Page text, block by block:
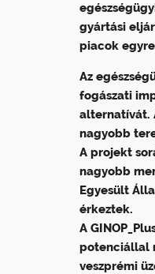
gyártási
piacok
Az
fogászati
alternatívát.
nagyobb
A projekt
nagyobb
Egyesült
érkeztek.
A
potenciállal
veszprémi